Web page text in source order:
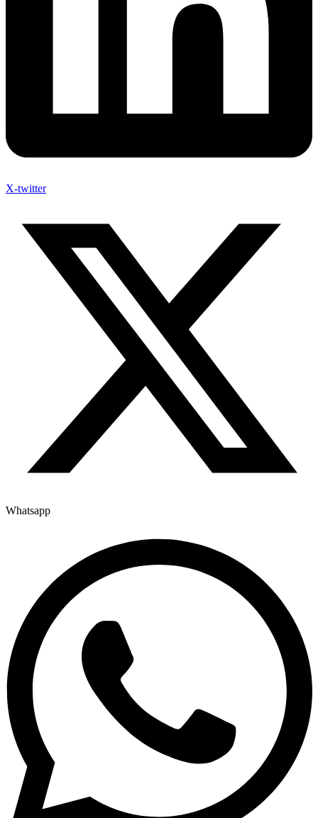
X-twitter
Whatsapp